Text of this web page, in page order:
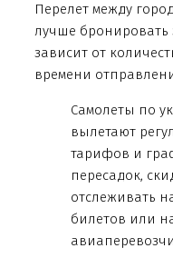
Перелет между
лучше бронировать
зависит от
времени
Самолеты по
вылетают
тарифов и
пересадок,
отслеживать
билетов или